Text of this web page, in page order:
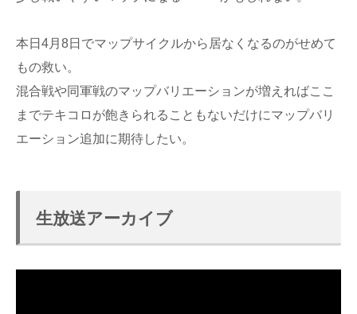
本日4月8日でマップサイクルから居なくなるのがせめて
もの救い。
混合戦や同軍戦のマップバリエーションが増えればここ
までテキコロが飽きられることもないだけにマップバリ
エーション追加に期待したい。
生放送アーカイブ